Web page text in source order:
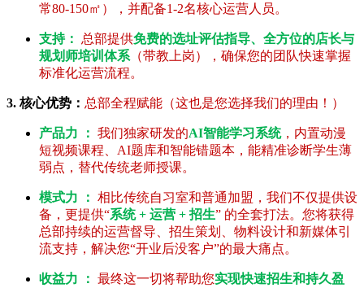
常80-150㎡），并配备1-2名核心运营人员。
支持： 总部提供免费的选址评估指导、全方位的店长与
规划师培训体系 （带教上岗），确保您的团队快速掌握
标准化运营流程。
3. 核心优势： 总部全程赋能（这也是您选择我们的理由！）
产品力 ： 我们独家研发的AI智能学习系统，内置动漫
短视频课程、AI题库和智能错题本，能精准诊断学生薄
弱点，替代传统老师授课。
模式力 ： 相比传统自习室和普通加盟，我们不仅提供设
备，更提供“系统 + 运营 + 招生” 的全套打法。您将获得
总部持续的运营督导、招生策划、物料设计和新媒体引
流支持，解决您“开业后没客户”的最大痛点。
收益力 ： 最终这一切将帮助您实现快速招生和持久盈